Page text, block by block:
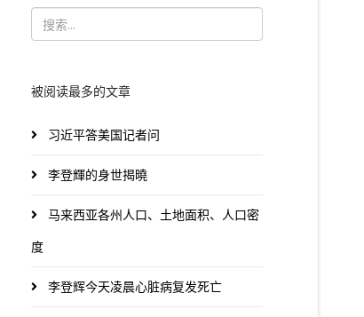
被阅读最多的文章
习近平答美国记者问
李登輝的身世揭曉
马来西亚各州人口、土地面积、人口密
度
李登辉今天凌晨心脏病复发死亡